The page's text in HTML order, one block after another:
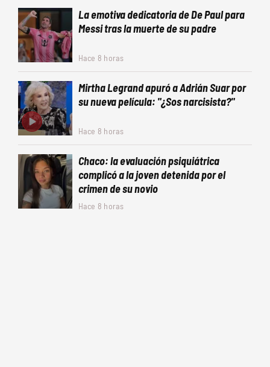
La emotiva dedicatoria de De Paul para
Messi tras la muerte de su padre
Hace 8 horas
Mirtha Legrand apuró a Adrián Suar por
su nueva película: "¿Sos narcisista?"
Hace 8 horas
Chaco: la evaluación psiquiátrica
complicó a la joven detenida por el
crimen de su novio
Hace 8 horas